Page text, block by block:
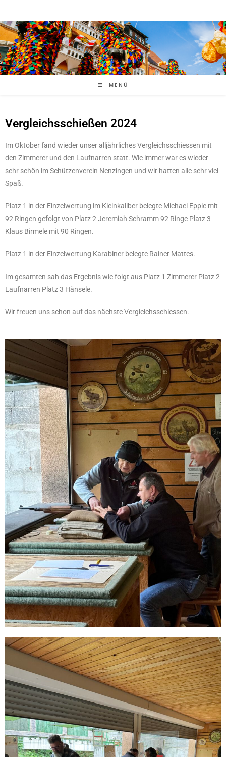
MENÜ
Vergleichsschießen 2024
Im Oktober fand wieder unser alljährliches Vergleichsschiessen mit
den Zimmerer und den Laufnarren statt. Wie immer war es wieder
sehr schön im Schützenverein Nenzingen und wir hatten alle sehr viel
Spaß.
Platz 1 in der Einzelwertung im Kleinkaliber belegte Michael Epple mit
92 Ringen gefolgt von Platz 2 Jeremiah Schramm 92 Ringe Platz 3
Klaus Birmele mit 90 Ringen.
Platz 1 in der Einzelwertung Karabiner belegte Rainer Mattes.
Im gesamten sah das Ergebnis wie folgt aus Platz 1 Zimmerer Platz 2
Laufnarren Platz 3 Hänsele.
Wir freuen uns schon auf das nächste Vergleichsschiessen.